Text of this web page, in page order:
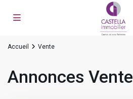
Accueil Vente
Annonces Vente